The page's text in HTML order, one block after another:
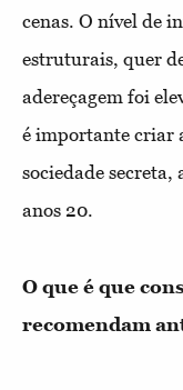
cenas. O nível de
estruturais, quer
adereçagem foi
é importante criar
sociedade secreta,
anos 20.
O que é que
recomendam